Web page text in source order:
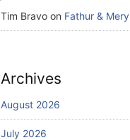
Tim Bravo on Fathur & Mery
Archives
August 2026
July 2026